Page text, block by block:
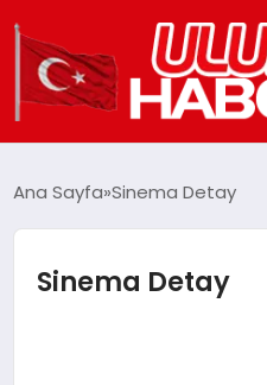
DÜNYA
EKONOMI
Ana Sayfa Sinema Detay
Sinema Detay